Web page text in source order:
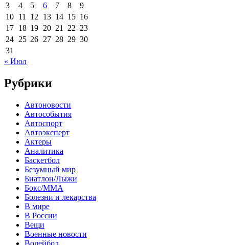
3
4 5 6 7 8
9
10 11 12 13 14 15 16
17 18 19 20 21 22 23
24 25 26 27 28 29 30
31
« Июл
Рубрики
Автоновости
Автособытия
Автоспорт
Автоэксперт
Актеры
Аналитика
Баскетбол
Безумный мир
Биатлон/Лыжи
Бокс/MMA
Болезни и лекарства
В мире
В России
Вещи
Военные новости
Волейбол